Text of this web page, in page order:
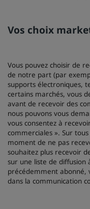
Vos choix
Vous pouvez choisir de
de notre part (par
supports électroniques,
certains marchés, vous
avant de recevoir des
nous pouvons vous
vous consentez à
commerciales ». Sur
moment de ne pas
souhaitez plus recevoir
sur une liste de diffusion
précédemment abonné,
dans la communication